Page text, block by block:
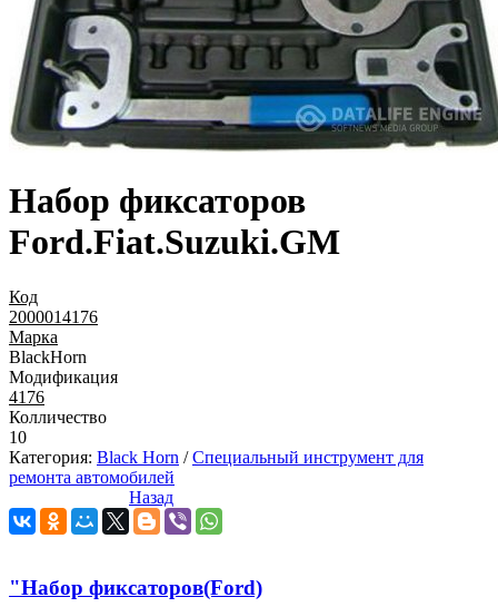
Набор фиксаторов
Ford.Fiat.Suzuki.GM
Код
2000014176
Марка
BlackHorn
Модификация
4176
Колличество
10
Категория: Black Horn /Специальный инструмент для
ремонта автомобилей
Назад
"Набор фиксаторов(Ford)